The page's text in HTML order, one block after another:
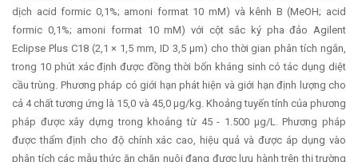
dịch acid formic 0,1%; amoni format 10 mM) và kênh B (MeOH; acid
formic 0,1%; amoni format 10 mM) với cột sắc ký pha đảo Agilent
Eclipse Plus C18 (2,1 × 1,5 mm, ID 3,5 μm) cho thời gian phân tích ngắn,
trong 10 phút xác định được đồng thời bốn kháng sinh có tác dụng diệt
cầu trùng. Phương pháp có giới hạn phát hiện và giới hạn định lượng cho
cả 4 chất tương ứng là 15,0 và 45,0 µg/kg. Khoảng tuyến tính của phương
pháp được xây dựng trong khoảng từ 45 - 1.500 µg/L. Phương pháp
được thẩm định cho độ chính xác cao, hiệu quả và được áp dụng vào
phân tích các mẫu thức ăn chăn nuôi đang được lưu hành trên thị trường